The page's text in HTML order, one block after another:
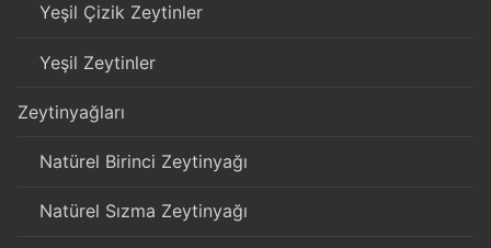
Yeşil Çizik Zeytinler
Yeşil Zeytinler
Zeytinyağları
Natürel Birinci Zeytinyağı
Natürel Sızma Zeytinyağı